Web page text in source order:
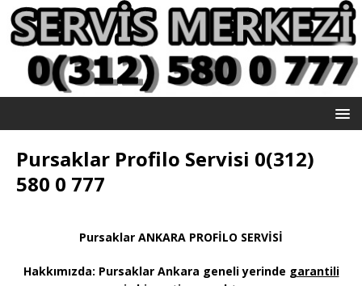
Pursaklar Profilo Servisi 0(312)
580 0 777
Pursaklar ANKARA PROFİLO SERVİSİ
Hakkımızda: Pursaklar Ankara geneli yerinde garantili